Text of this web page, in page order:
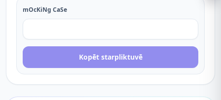
mOcKiNg CaSe
Kopēt starpliktuvē